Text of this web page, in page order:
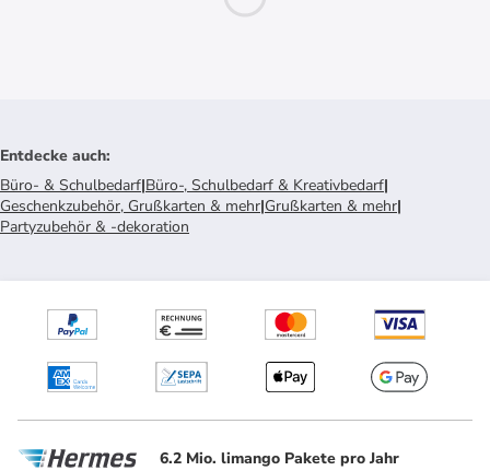
Entdecke auch:
Büro- & Schulbedarf|Büro-, Schulbedarf & Kreativbedarf|
Geschenkzubehör, Grußkarten & mehr|Grußkarten & mehr|
Partyzubehör & -dekoration
6.2 Mio. limango Pakete pro Jahr